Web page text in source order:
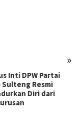
»
Inti DPW Partai
Resmi
Diri dari